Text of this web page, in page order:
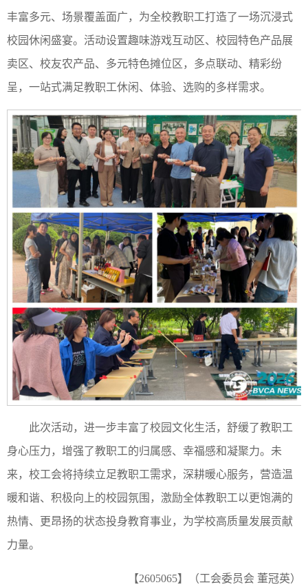
丰富多元、场景覆盖面广，为全校教职工打造了一场沉浸式
校园休闲盛宴。活动设置趣味游戏互动区、校园特色产品展
卖区、校友农产品、多元特色摊位区，多点联动、精彩纷
呈，一站式满足教职工休闲、体验、选购的多样需求。
此次活动，进一步丰富了校园文化生活，舒缓了教职工
身心压力，增强了教职工的归属感、幸福感和凝聚力。未
来，校工会将持续立足教职工需求，深耕暖心服务，营造温
暖和谐、积极向上的校园氛围，激励全体教职工以更饱满的
热情、更昂扬的状态投身教育事业，为学校高质量发展贡献
力量。
【2605065】（工会委员会 董冠英）